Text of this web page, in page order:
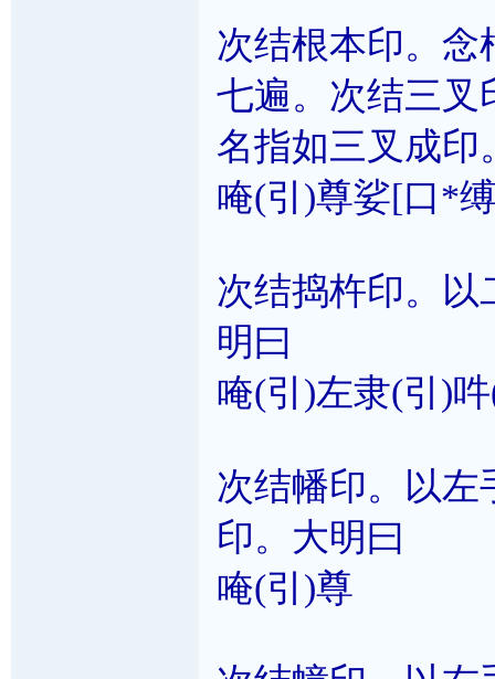
次结根本印。念
七遍。次结三叉
名指如三叉成印
唵(引)尊娑[口*
次结捣杵印。以
明曰
唵(引)左隶(引)
次结幡印。以左
印。大明曰
唵(引)尊